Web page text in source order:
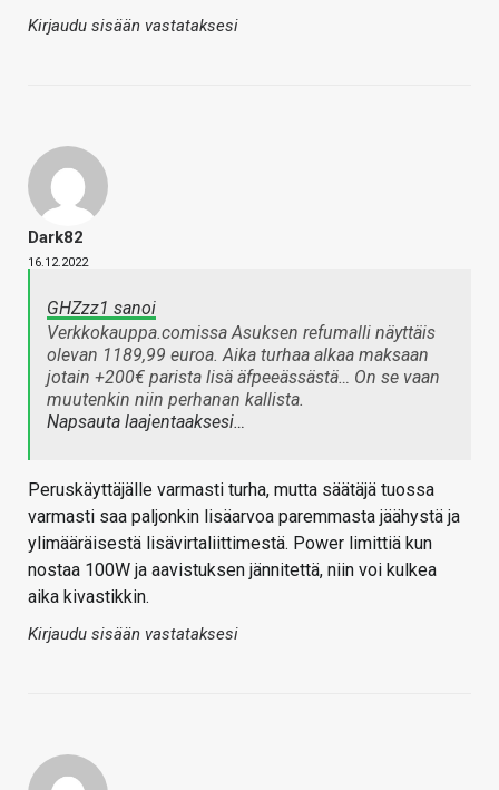
Kirjaudu sisään vastataksesi
Dark82
16.12.2022
GHZzz1 sanoi
Verkkokauppa.comissa Asuksen refumalli näyttäis
olevan 1189,99 euroa. Aika turhaa alkaa maksaan
jotain +200€ parista lisä äfpeeässästä… On se vaan
muutenkin niin perhanan kallista.
Napsauta laajentaaksesi…
Peruskäyttäjälle varmasti turha, mutta säätäjä tuossa
varmasti saa paljonkin lisäarvoa paremmasta jäähystä ja
ylimääräisestä lisävirtaliittimestä. Power limittiä kun
nostaa 100W ja aavistuksen jännitettä, niin voi kulkea
aika kivastikkin.
Kirjaudu sisään vastataksesi